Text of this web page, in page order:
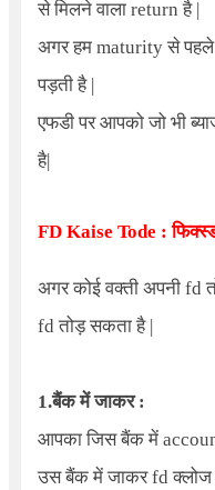
से मिलने वाला return है |
अगर हम maturity से पहले
पड़ती है |
एफडी पर आपको जो भी
है|
FD Kaise Tode :
अगर कोई वक्ती अपनी fd
fd तोड़ सकता है |
1.बैंक में जाकर :
आपका जिस बैंक में
उस बैंक में जाकर fd क्लोज